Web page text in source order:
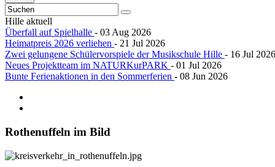
Hille aktuell
Überfall auf Spielhalle - 03 Aug 2026
Heimatpreis 2026 verliehen - 21 Jul 2026
Zwei gelungene Schülervorspiele der Musikschule Hille - 16 Jul 2026
Neues Projektteam im NATURKurPARK - 01 Jul 2026
Bunte Ferienaktionen in den Sommerferien - 08 Jun 2026
Rothenuffeln im Bild